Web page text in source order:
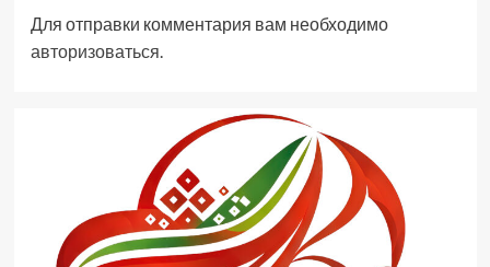
Для отправки комментария вам необходимо
авторизоваться.